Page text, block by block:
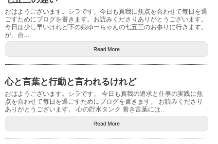
おはようございます。シラです。今日も真我に焦点を合わせて毎日を過
ごすためにブログを書きます。お読みくださりありがとうございます。
今日は少し早いけれど下の娘ゆーちゃんの七五三のお参りに行きます。
が、台...
Read More
心と言葉と行動と言われるけれど
おはようございます。シラです。 今日も真我の追求と仕事の実践に焦
点を合わせて毎日を過ごすためにブログを書きます。 お読みくださり
ありがとうございます。 心の貯水タンク 善き言葉には...
Read More